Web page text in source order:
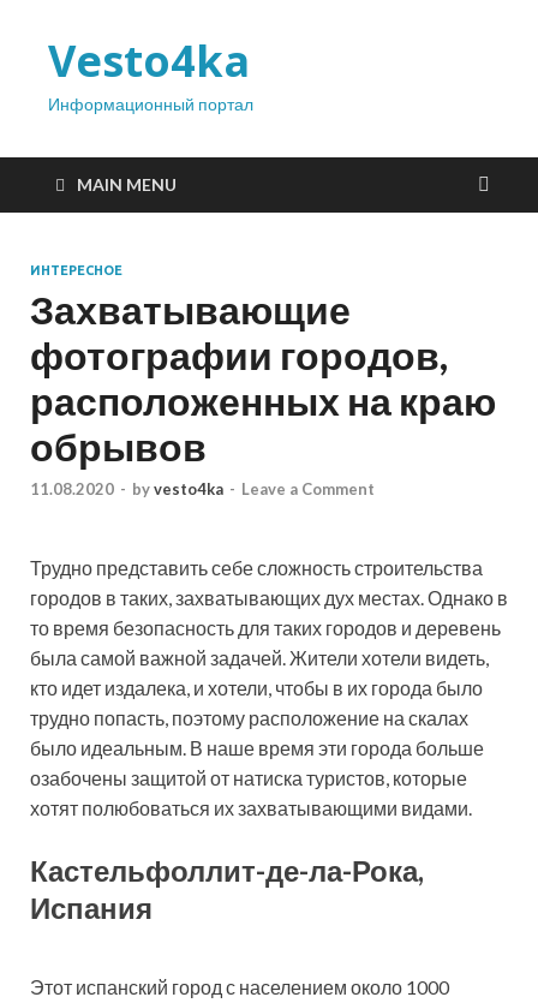
Vesto4ka
Информационный портал
MAIN MENU
ИНТЕРЕСНОЕ
Захватывающие
фотографии городов,
расположенных на краю
обрывов
11.08.2020 - byvesto4ka - Leave a Comment
Трудно представить себе сложность строительства
городов в таких, захватывающих дух местах. Однако в
то время безопасность для таких городов и деревень
была самой важной задачей. Жители хотели видеть,
кто идет издалека, и хотели, чтобы в их города было
трудно попасть, поэтому расположение на скалах
было идеальным. В наше время эти города больше
озабочены защитой от натиска туристов, которые
хотят полюбоваться их захватывающими видами.
Кастельфоллит-де-ла-Рока,
Испания
Этот испанский город с населением около 1000